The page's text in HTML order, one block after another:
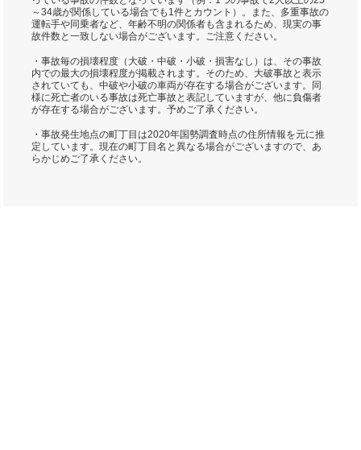
～34歳が関係している場合でも1件とカウント）。また、多重事故の
運転手や同乗者など、年齢不明の関係者も含まれるため、現実の事
故件数と一致しない場合がございます。ご注意ください。
・事故毎の損壊程度（大破・中破・小破・損害なし）は、その事故
内での最大の損壊程度が掲載されます。そのため、大破事故と表示
されていても、中破や小破の車両が存在する場合がございます。同
様に死亡者のいる事故は死亡事故と表記していますが、他に負傷者
が存在する場合がございます。予めご了承ください。
・事故発生地点の町丁目は2020年国勢調査時点の住所情報を元に推
定しています。現在の町丁目名と異なる場合がございますので、あ
らかじめご了承ください。